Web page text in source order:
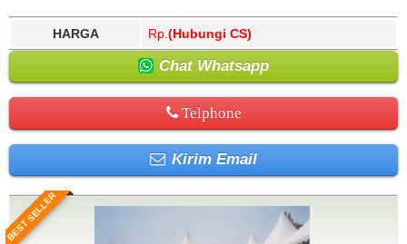
HARGA Rp. (Hubungi CS)
Chat Whatsapp
Telphone
Kirim Email
BEST SELLER